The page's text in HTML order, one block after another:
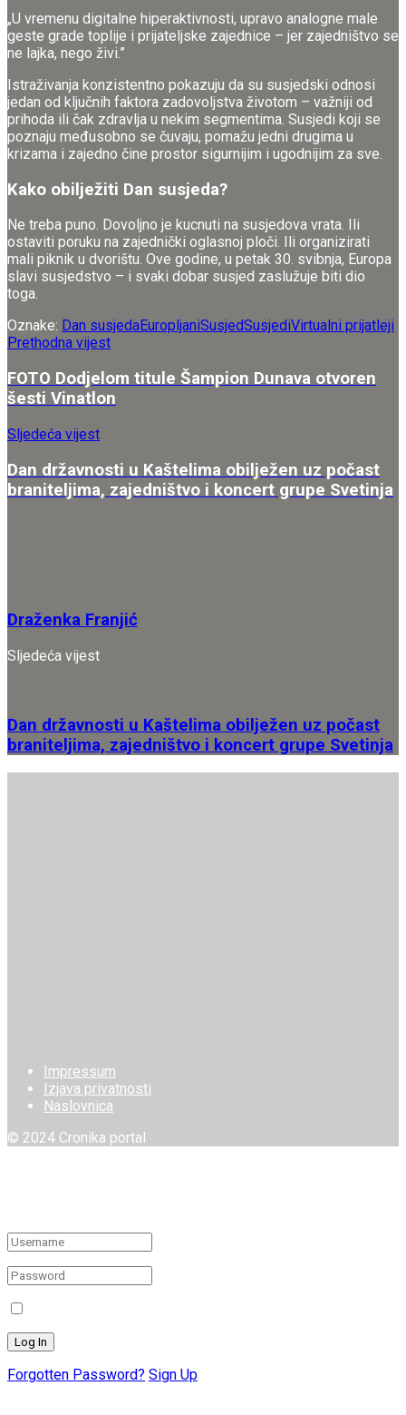
„U vremenu digitalne hiperaktivnosti, upravo analogne male
geste grade toplije i prijateljske zajednice – jer zajedništvo se
ne lajka, nego živi.”
Istraživanja konzistentno pokazuju da su susjedski odnosi
jedan od ključnih faktora zadovoljstva životom – važniji od
prihoda ili čak zdravlja u nekim segmentima. Susjedi koji se
poznaju međusobno se čuvaju, pomažu jedni drugima u
krizama i zajedno čine prostor sigurnijim i ugodnijim za sve.
Kako obilježiti Dan susjeda?
Ne treba puno. Dovoljno je kucnuti na susjedova vrata. Ili
ostaviti poruku na zajednički oglasnoj ploči. Ili organizirati
mali piknik u dvorištu. Ove godine, u petak 30. svibnja, Europa
slavi susjedstvo – i svaki dobar susjed zaslužuje biti dio
toga.
Oznake: Dan susjedaEuropljaniSusjedSusjediVirtualni prijatleji
Prethodna vijest
FOTO Dodjelom titule Šampion Dunava otvoren
šesti Vinatlon
Sljedeća vijest
Dan državnosti u Kaštelima obilježen uz počast
braniteljima, zajedništvo i koncert grupe Svetinja
Draženka Franjić
Sljedeća vijest
Dan državnosti u Kaštelima obilježen uz počast
braniteljima, zajedništvo i koncert grupe Svetinja
Impressum
Izjava privatnosti
Naslovnica
© 2024 Cronika portal
Forgotten Password? Sign Up